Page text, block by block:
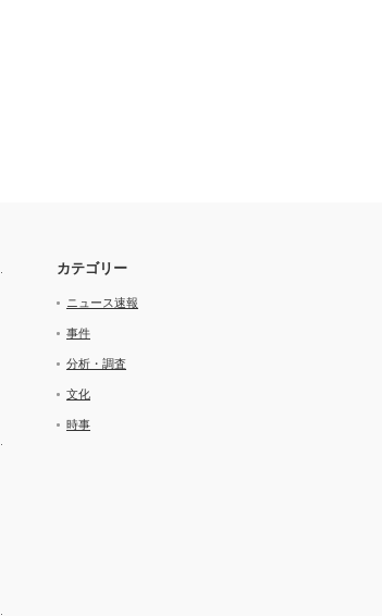
カテゴリー
ニュース速報
事件
分析・調査
文化
時事